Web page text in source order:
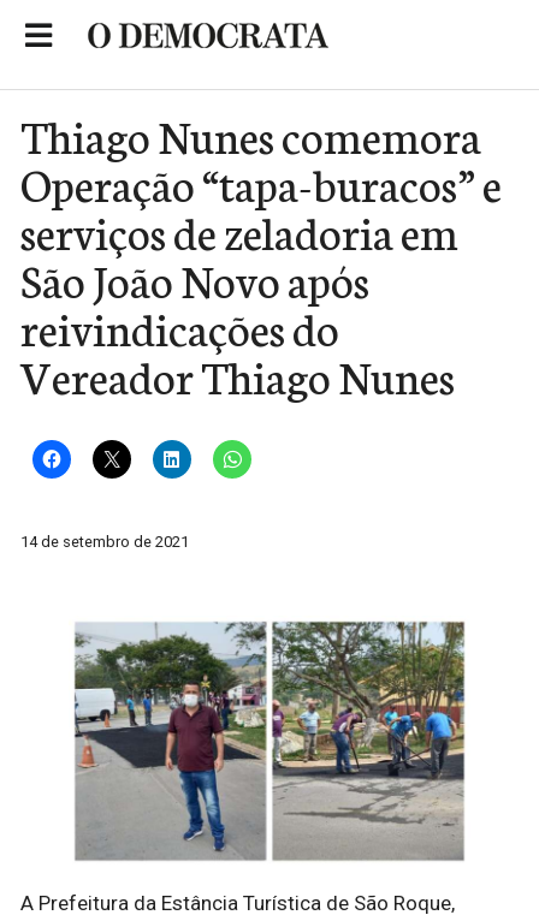
Thiago Nunes comemora
Operação “tapa-buracos” e
serviços de zeladoria em
São João Novo após
reivindicações do
Vereador Thiago Nunes
14 de setembro de 2021
A Prefeitura da Estância Turística de São Roque,